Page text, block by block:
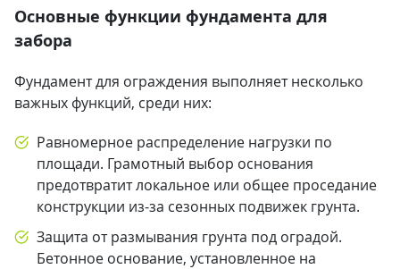
Основные функции фундамента для
забора
Фундамент для ограждения выполняет несколько
важных функций, среди них:
Равномерное распределение нагрузки по
площади. Грамотный выбор основания
предотвратит локальное или общее проседание
конструкции из-за сезонных подвижек грунта.
Защита от размывания грунта под оградой.
Бетонное основание, установленное на